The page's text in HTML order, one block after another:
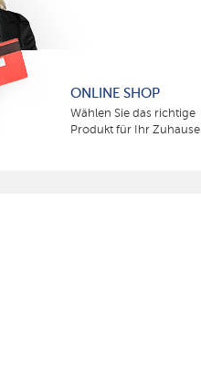
ONLINE SHOP
Wählen Sie das richtige
Produkt für Ihr Zuhause